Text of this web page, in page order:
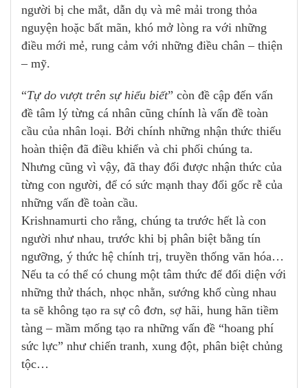
người bị che mắt, dẫn dụ và mê mải trong thỏa
nguyện hoặc bất mãn, khó mở lòng ra với những
điều mới mẻ, rung cảm với những điều chân – thiện
– mỹ.
“Tự do vượt trên sự hiểu biết” còn đề cập đến vấn
đề tâm lý từng cá nhân cũng chính là vấn đề toàn
cầu của nhân loại. Bởi chính những nhận thức thiếu
hoàn thiện đã điều khiển và chi phối chúng ta.
Nhưng cũng vì vậy, đã thay đổi được nhận thức của
từng con người, để có sức mạnh thay đổi gốc rễ của
những vấn đề toàn cầu.
Krishnamurti cho rằng, chúng ta trước hết là con
người như nhau, trước khi bị phân biệt bằng tín
ngưỡng, ý thức hệ chính trị, truyền thống văn hóa…
Nếu ta có thể có chung một tâm thức để đối diện với
những thử thách, nhọc nhằn, sướng khổ cùng nhau
ta sẽ không tạo ra sự cô đơn, sợ hãi, hung hãn tiềm
tàng – mầm mống tạo ra những vấn đề “hoang phí
sức lực” như chiến tranh, xung đột, phân biệt chủng
tộc…